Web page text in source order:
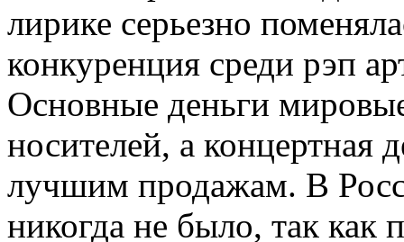
лирике серьезно
конкуренция среди рэп
Основные деньги
носителей, а концертная
лучшим продажам. В
никогда не было, так как